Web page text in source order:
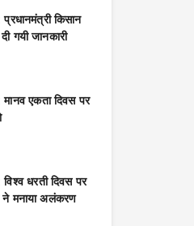
किसान
गयी जानकारी
एकता दिवस पर
धरती दिवस पर
ने मनाया अलंकरण